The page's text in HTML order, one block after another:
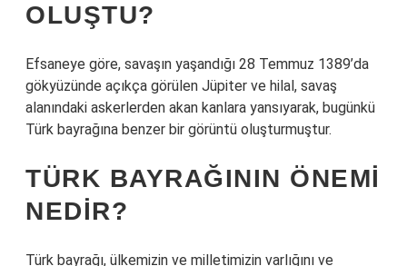
OLUŞTU?
Efsaneye göre, savaşın yaşandığı 28 Temmuz 1389’da
gökyüzünde açıkça görülen Jüpiter ve hilal, savaş
alanındaki askerlerden akan kanlara yansıyarak, bugünkü
Türk bayrağına benzer bir görüntü oluşturmuştur.
TÜRK BAYRAĞININ ÖNEMI
NEDIR?
Türk bayrağı, ülkemizin ve milletimizin varlığını ve